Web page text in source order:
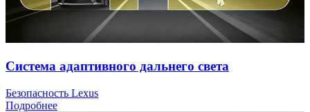
Система адаптивного дальнего света
Безопасность Lexus
Подробнее